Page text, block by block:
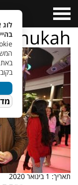
Menu
תאריך: 1 בינואר 2020